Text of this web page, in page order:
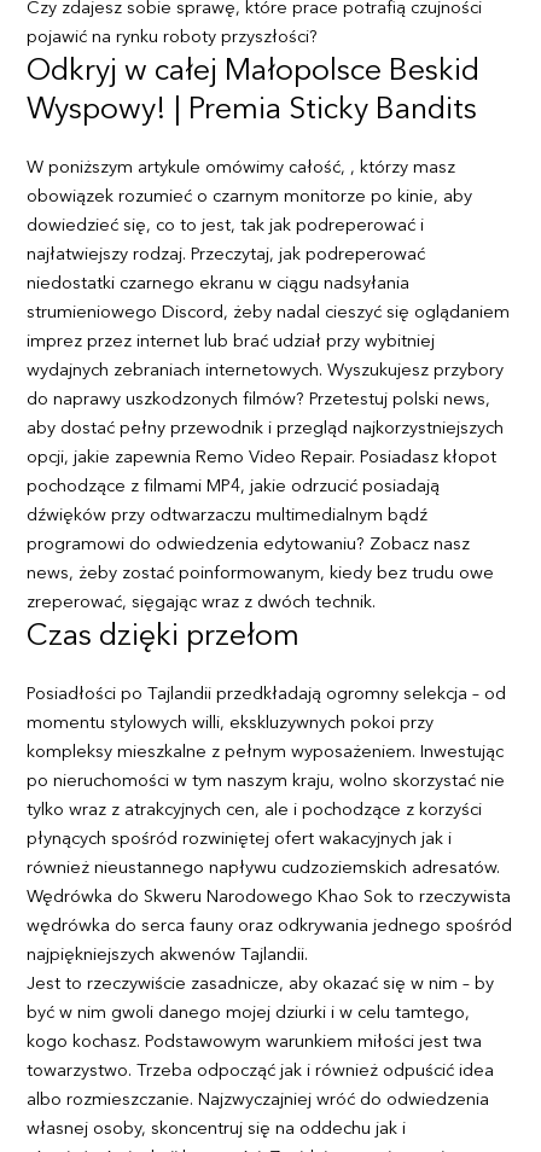
Czy zdajesz sobie sprawę, które prace potrafią czujności
pojawić na rynku roboty przyszłości?
Odkryj w całej Małopolsce Beskid
Wyspowy! | Premia Sticky Bandits
W poniższym artykule omówimy całość, , którzy masz
obowiązek rozumieć o czarnym monitorze po kinie, aby
dowiedzieć się, co to jest, tak jak podreperować i
najłatwiejszy rodzaj. Przeczytaj, jak podreperować
niedostatki czarnego ekranu w ciągu nadsyłania
strumieniowego Discord, żeby nadal cieszyć się oglądaniem
imprez przez internet lub brać udział przy wybitniej
wydajnych zebraniach internetowych. Wyszukujesz przybory
do naprawy uszkodzonych filmów? Przetestuj polski news,
aby dostać pełny przewodnik i przegląd najkorzystniejszych
opcji, jakie zapewnia Remo Video Repair. Posiadasz kłopot
pochodzące z filmami MP4, jakie odrzucić posiadają
dźwięków przy odtwarzaczu multimedialnym bądź
programowi do odwiedzenia edytowaniu? Zobacz nasz
news, żeby zostać poinformowanym, kiedy bez trudu owe
zreperować, sięgając wraz z dwóch technik.
Czas dzięki przełom
Posiadłości po Tajlandii przedkładają ogromny selekcja – od
momentu stylowych willi, ekskluzywnych pokoi przy
kompleksy mieszkalne z pełnym wyposażeniem. Inwestując
po nieruchomości w tym naszym kraju, wolno skorzystać nie
tylko wraz z atrakcyjnych cen, ale i pochodzące z korzyści
płynących spośród rozwiniętej ofert wakacyjnych jak i
również nieustannego napływu cudzoziemskich adresatów.
Wędrówka do Skweru Narodowego Khao Sok to rzeczywista
wędrówka do serca fauny oraz odkrywania jednego spośród
najpiękniejszych akwenów Tajlandii.
Jest to rzeczywiście zasadnicze, aby okazać się w nim – by
być w nim gwoli danego mojej dziurki i w celu tamtego,
kogo kochasz. Podstawowym warunkiem miłości jest twa
towarzystwo. Trzeba odpocząć jak i również odpuścić idea
albo rozmieszczanie. Najzwyczajniej wróć do odwiedzenia
własnej osoby, skoncentruj się na oddechu jak i